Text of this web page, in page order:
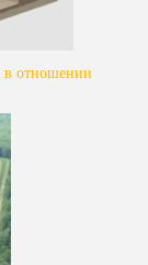
в отношении